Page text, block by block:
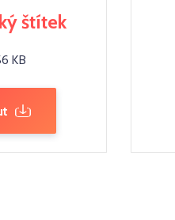
štítek
KB